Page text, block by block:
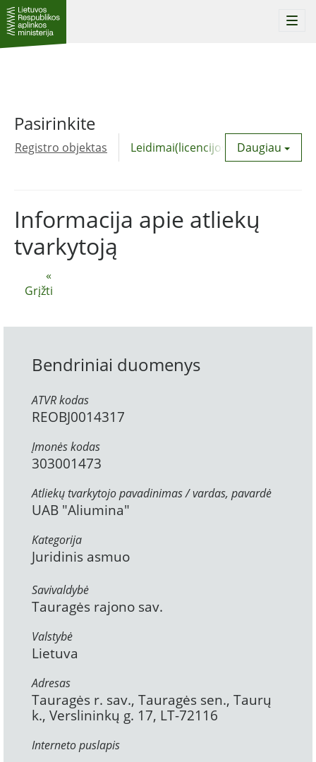
Pasirinkite
Registro objektas Leidimai(licencijos) Daugiau
«
Grįžti
Informacija apie atliekų
tvarkytoją
Bendriniai duomenys
ATVR kodas
REOBJ0014317
Įmonės kodas
303001473
Atliekų tvarkytojo pavadinimas / vardas, pavardė
UAB "Aliumina"
Kategorija
Juridinis asmuo
Savivaldybė
Tauragės rajono sav.
Valstybė
Lietuva
Adresas
Tauragės r. sav., Tauragės sen., Taurų
k., Verslininkų g. 17, LT-72116
Interneto puslapis